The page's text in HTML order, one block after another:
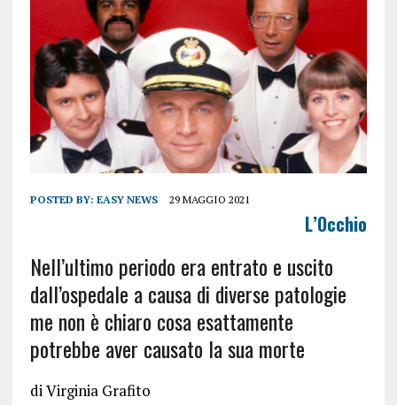
POSTED BY: EASY NEWS 29 MAGGIO 2021
L’Occhio
Nell’ultimo periodo era entrato e uscito
dall’ospedale a causa di diverse patologie
me non è chiaro cosa esattamente
potrebbe aver causato la sua morte
diVirginia Grafito